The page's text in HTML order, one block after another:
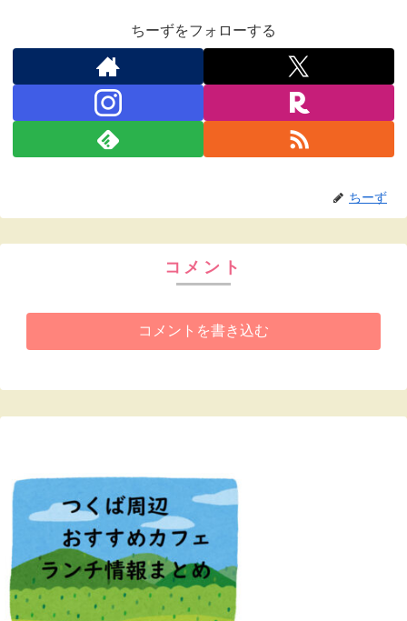
ちーずをフォローする
ちーず
コメント
コメントを書き込む